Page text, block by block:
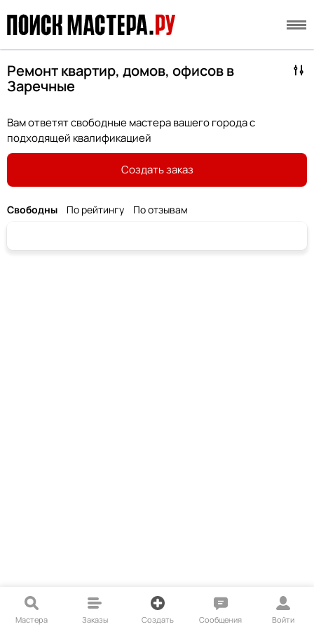
Ремонт квартир, домов, офисов в
Заречные
Вам ответят свободные мастера вашего города с
подходящей квалификацией
Создать заказ
Свободны По рейтингу По отзывам
Мастера Заказы Создать Сообщения Войти